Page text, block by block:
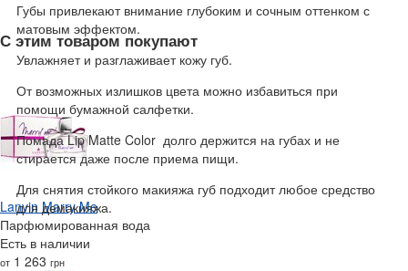
Губы привлекают внимание глубоким и сочным оттенком с
матовым эффектом.
Увлажняет и разглаживает кожу губ.
От возможных излишков цвета можно избавиться при
помощи бумажной салфетки.
Помада Lip Matte Color долго держится на губах и не
стирается даже после приема пищи.
Для снятия стойкого макияжа губ подходит любое средство
для демакияжа.
С этим товаром покупают
Lanvin Marry Me
Парфюмированная вода
Есть в наличии
от 1 263 грн